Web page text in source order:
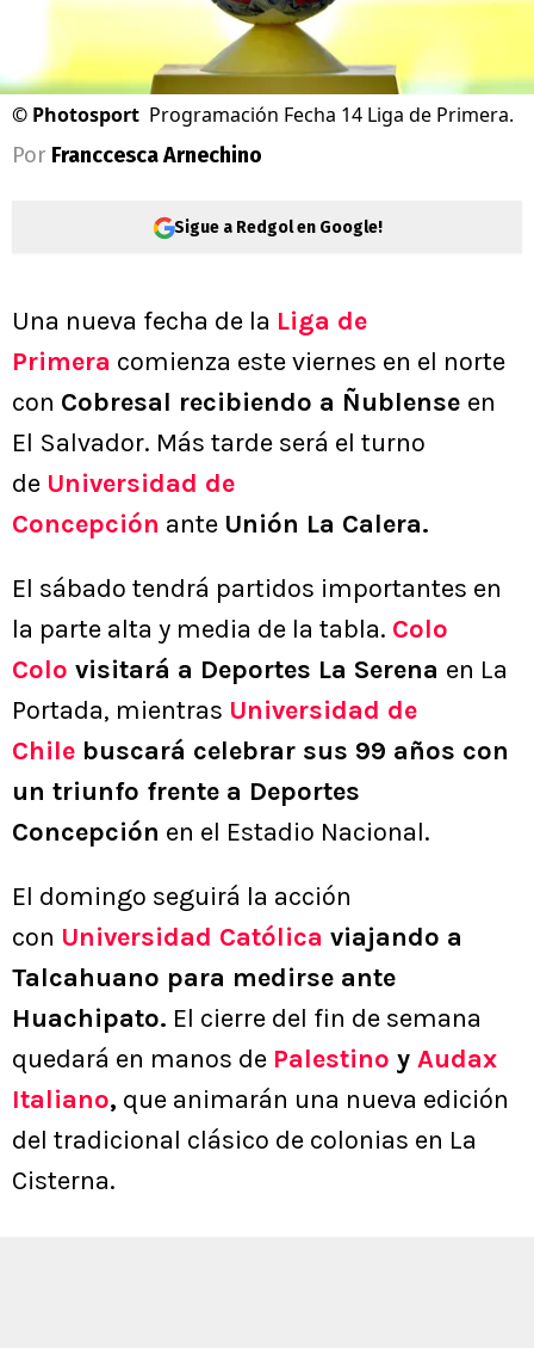
© Photosport Programación Fecha 14 Liga de Primera.
Por Franccesca Arnechino
Sigue a Redgol en Google!
Una nueva fecha de la Liga de
Primera comienza este viernes en el norte
con Cobresal recibiendo a Ñublense en
El Salvador. Más tarde será el turno
de Universidad de
Concepción ante Unión La Calera.
El sábado tendrá partidos importantes en
la parte alta y media de la tabla. Colo
Colo visitará a Deportes La Serena en La
Portada, mientras Universidad de
Chile buscará celebrar sus 99 años con
un triunfo frente a Deportes
Concepción en el Estadio Nacional.
El domingo seguirá la acción
con Universidad Católica viajando a
Talcahuano para medirse ante
Huachipato. El cierre del fin de semana
quedará en manos de Palestino y Audax
Italiano, que animarán una nueva edición
del tradicional clásico de colonias en La
Cisterna.